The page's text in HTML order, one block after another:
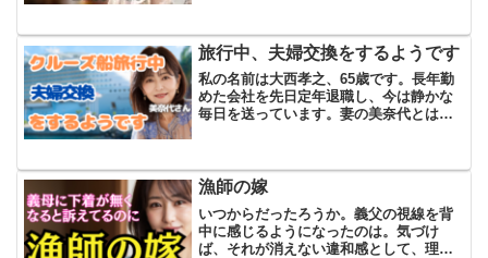
極的ではありませんでしたし、妻の美香
も似たような考えを持っ...
旅行中、夫婦交換をするようです
私の名前は大西孝之、65歳です。長年勤
めた会社を先日定年退職し、今は静かな
毎日を送っています。妻の美奈代とは結
ごせるだろうと期待し...
漁師の嫁
いつからだったろうか。義父の視線を背
中に感じるようになったのは。気づけ
ば、それが消えない違和感として、理央